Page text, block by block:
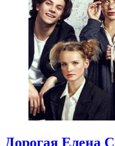
Дорогая Елена